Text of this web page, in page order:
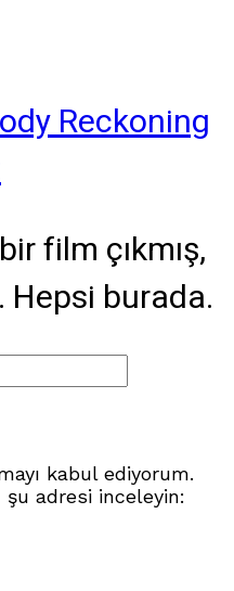
Reckoning
film çıkmış,
Hepsi burada.
kabul ediyorum.
adresi inceleyin: